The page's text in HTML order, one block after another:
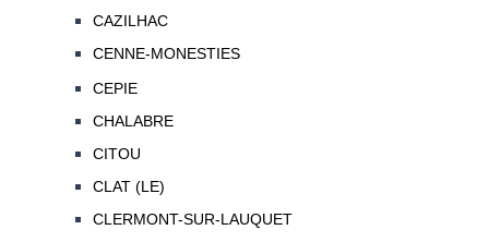
CAZILHAC
CENNE-MONESTIES
CEPIE
CHALABRE
CITOU
CLAT (LE)
CLERMONT-SUR-LAUQUET